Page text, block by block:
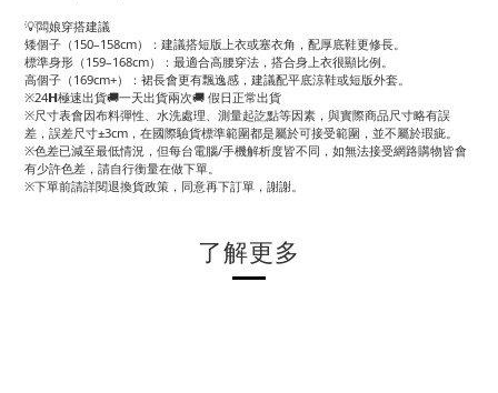
💡闆娘穿搭建議
矮個子（150–158cm）：建議搭短版上衣或塞衣角，配厚底鞋更修長。
標準身形（159–168cm）：最適合高腰穿法，搭合身上衣很顯比例。
高個子（169cm+）：裙長會更有飄逸感，建議配平底涼鞋或短版外套。
※24𝗛極速出貨🚚一天出貨兩次🚚 假日正常出貨
※尺寸表會因布料彈性、水洗處理、測量起訖點等因素，與實際商品尺寸略有誤
差，誤差尺寸±3cm，在國際驗貨標準範圍都是屬於可接受範圍，並不屬於瑕疵。
※色差已減至最低情況，但每台電腦/手機解析度皆不同，如無法接受網路購物皆會
有少許色差，請自行衡量在做下單。
※下單前請詳閱退換貨政策，同意再下訂單，謝謝。
了解更多